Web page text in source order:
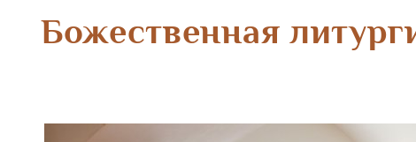
Божественная